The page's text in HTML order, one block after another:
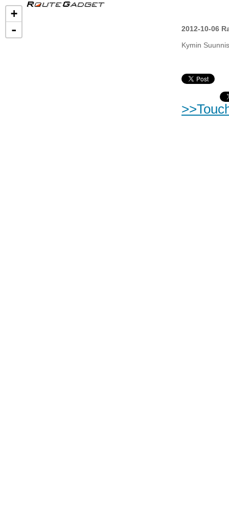
+
-
2012-10-06
Kymin